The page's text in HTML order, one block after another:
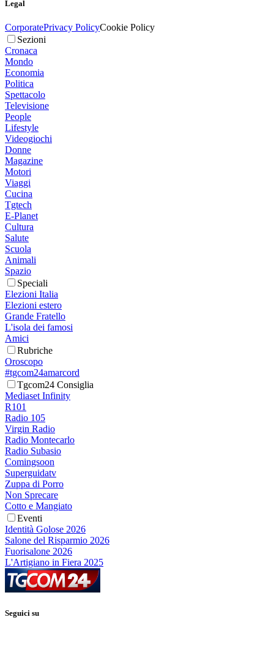
Legal
CorporatePrivacy PolicyCookie Policy
Sezioni
Cronaca
Mondo
Economia
Politica
Spettacolo
Televisione
People
Lifestyle
Videogiochi
Donne
Magazine
Motori
Viaggi
Cucina
Tgtech
E-Planet
Cultura
Salute
Scuola
Animali
Spazio
Speciali
Elezioni Italia
Elezioni estero
Grande Fratello
L'isola dei famosi
Amici
Rubriche
Oroscopo
#tgcom24amarcord
Tgcom24 Consiglia
Mediaset Infinity
R101
Radio 105
Virgin Radio
Radio Montecarlo
Radio Subasio
Comingsoon
Superguidatv
Zuppa di Porro
Non Sprecare
Cotto e Mangiato
Eventi
Identità Golose 2026
Salone del Risparmio 2026
Fuorisalone 2026
L'Artigiano in Fiera 2025
Seguici su